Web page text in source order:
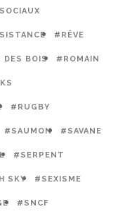
#RÊVE
DES BOIS #ROMAIN
#RUGBY
#SAUMON #SAVANE
#SERPENT
SKY #SEXISME
#SNCF